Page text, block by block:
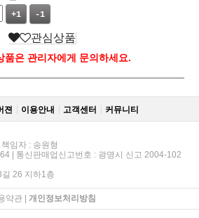
+1 -1
관심상품
품은 관리자에게 문의하세요.
젼 이용안내 고객센터 커뮤니티
임자 : 송원형
| 통신판매업신고번호 : 광명시 신고 2004-102
26 지하1층
약관| 개인정보처리방침